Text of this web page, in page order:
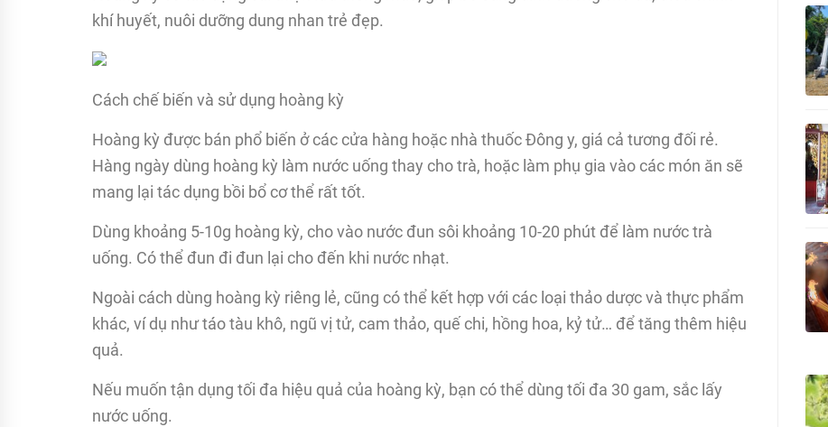
khí huyết, nuôi dưỡng dung nhan trẻ đẹp.
Cách chế biến và sử dụng hoàng kỳ
Hoàng kỳ được bán phổ biến ở các cửa hàng hoặc nhà thuốc Đông y, giá cả tương đối rẻ.
Hàng ngày dùng hoàng kỳ làm nước uống thay cho trà, hoặc làm phụ gia vào các món ăn sẽ
mang lại tác dụng bồi bổ cơ thể rất tốt.
Dùng khoảng 5-10g hoàng kỳ, cho vào nước đun sôi khoảng 10-20 phút để làm nước trà
uống. Có thể đun đi đun lại cho đến khi nước nhạt.
Ngoài cách dùng hoàng kỳ riêng lẻ, cũng có thể kết hợp với các loại thảo dược và thực phẩm
khác, ví dụ như táo tàu khô, ngũ vị tử, cam thảo, quế chi, hồng hoa, kỷ tử… để tăng thêm hiệu
quả.
Nếu muốn tận dụng tối đa hiệu quả của hoàng kỳ, bạn có thể dùng tối đa 30 gam, sắc lấy
nước uống.